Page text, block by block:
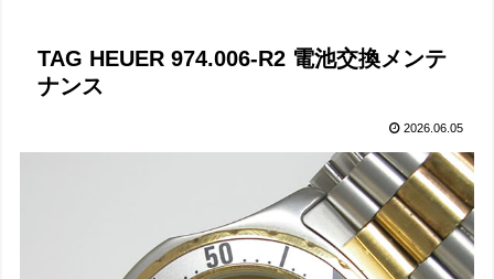
TAG HEUER 974.006-R2 電池交換メンテ
ナンス
2026.06.05